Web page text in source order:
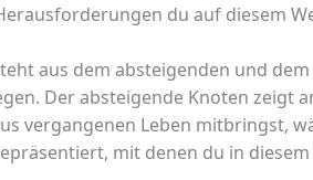
du auf diesem
aus dem absteigenden und
Der absteigende Knoten zeigt
vergangenen Leben mitbringst,
mit denen du in